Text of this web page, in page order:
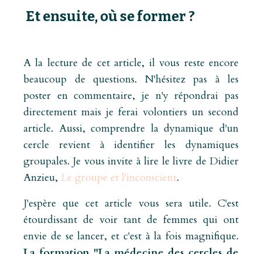
Et ensuite, où se former ?
A la lecture de cet article, il vous reste encore
beaucoup de questions. N'hésitez pas à les
poster en commentaire, je n'y répondrai pas
directement mais je ferai volontiers un second
article. Aussi, comprendre la dynamique d'un
cercle revient à identifier les dynamiques
groupales. Je vous invite à lire le livre de Didier
Anzieu, Le groupe et l'inconscient.
J'espère que cet article vous sera utile. C'est
étourdissant de voir tant de femmes qui ont
envie de se lancer, et c'est à la fois magnifique.